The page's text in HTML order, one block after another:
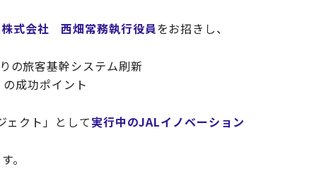
株式会社 西畑常務執行役員をお招きし、
の旅客基幹システム刷新
の成功ポイント
ェクト」として実行中のJALイノベーション
。